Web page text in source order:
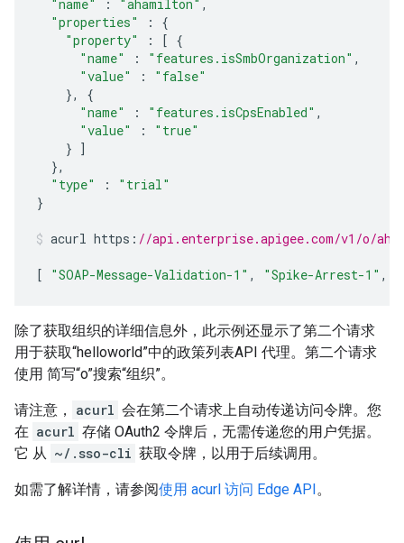
"name" : "ahamilton" ,
"properties"
:
{
"property"
: [ {
"name"
: "features.isSmbOrganization" ,
"value"
:
"false"
},
{
"name"
: "features.isCpsEnabled" ,
"value"
:
"true"
} ]
},
"type"
:
"trial"
}
acurl https : //api.enterprise.apigee.com/v1/o/
[ "SOAP-Message-Validation-1" , "Spike-Arrest-1" ,
除了获取组织的详细信息外，此示例还显示了第二个请求
用于获取“helloworld”中的政策列表API 代理。第二个请求
使用 简写“o”搜索“组织”。
请注意， acurl 会在第二个请求上自动传递访问令牌。您
在 acurl 存储 OAuth2 令牌后，无需传递您的用户凭据。
它 从 ~/.sso-cli 获取令牌，以用于后续调用。
如需了解详情，请参阅使用 acurl 访问 Edge API。